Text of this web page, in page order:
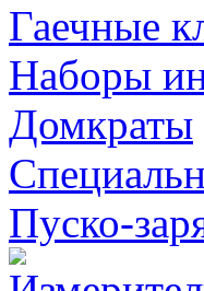
Гаечные
Наборы
Домкраты
Пуско-